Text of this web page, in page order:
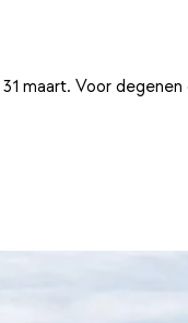
maart. Voor